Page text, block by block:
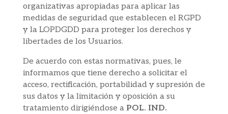
organizativas apropiadas para aplicar las
medidas de seguridad que establecen el RGPD
y la LOPDGDD para proteger los derechos y
libertades de los Usuarios.
De acuerdo con estas normativas, pues, le
informamos que tiene derecho a solicitar el
acceso, rectificación, portabilidad y supresión de
sus datos y la limitación y oposición a su
tratamiento dirigiéndose a POL. IND.